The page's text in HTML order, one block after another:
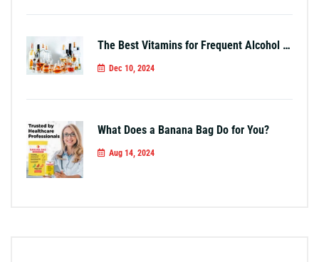
The Best Vitamins for Frequent Alcohol Use
Dec 10, 2024
What Does a Banana Bag Do for You?
Aug 14, 2024